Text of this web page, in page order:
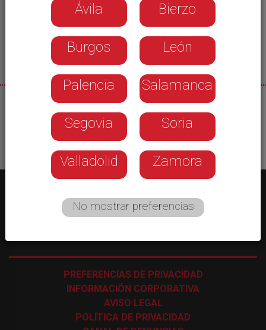
03/07/2026
PREFERENCIAS DE PRIVACIDAD
INFORMACIÓN CORPORATIVA
AVISO LEGAL
POLÍTICA DE PRIVACIDAD
Ávila Bierzo
Burgos León
Palencia Salamanca
Segovia Soria
Valladolid Zamora
No mostrar preferencias